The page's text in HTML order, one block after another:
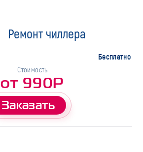
Ремонт чиллера
Бесплатно
Стоимость
от 990Р
Заказать